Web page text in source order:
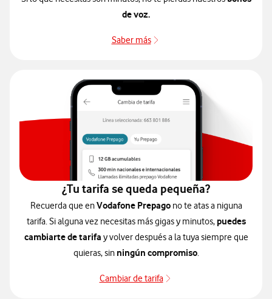
de voz.
Saber más
¿Tu tarifa se queda pequeña?
Recuerda que enVodafone Prepagono te atas a niguna
tarifa. Si alguna vez necesitas más gigas y minutos, puedes
cambiarte de tarifa y volver después a la tuya siempre que
quieras, sinningún compromiso.
Cambiar de tarifa